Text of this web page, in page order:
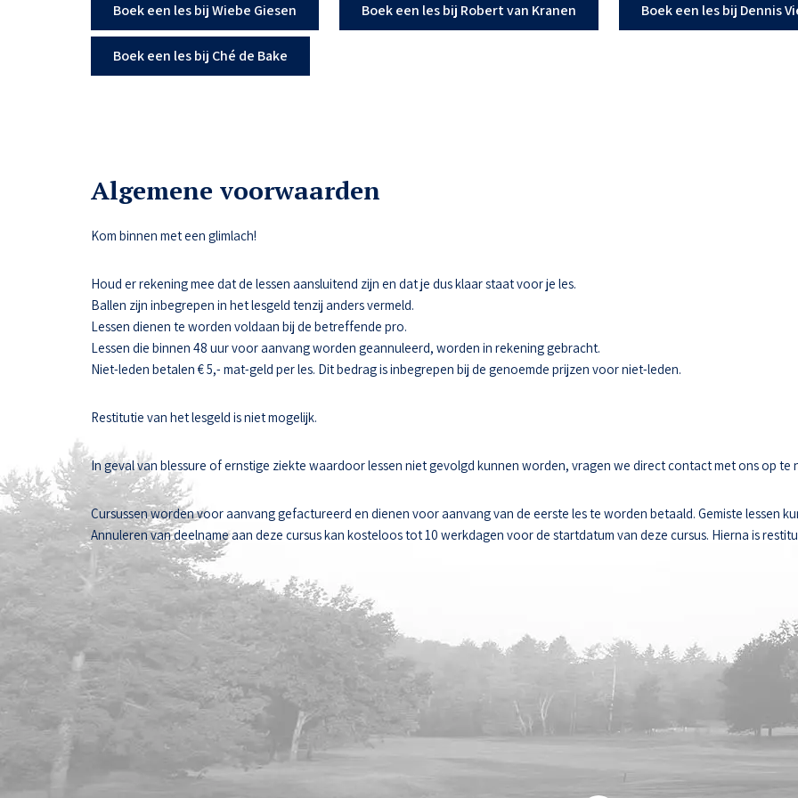
Boek een les bij Wiebe Giesen Boek een les bij Robert van Kranen Boek een les bij Dennis
Boek een les bij Ché de Bake
Algemene voorwaarden
Kom binnen met een glimlach!
Houd er rekening mee dat de lessen aansluitend zijn en dat je dus klaar staat voor je les.
Ballen zijn inbegrepen in het lesgeld tenzij anders vermeld.
Lessen dienen te worden voldaan bij de betreffende pro.
Lessen die binnen 48 uur voor aanvang worden geannuleerd, worden in rekening gebracht.
Niet-leden betalen € 5,- mat-geld per les. Dit bedrag is inbegrepen bij de genoemde prijzen voor niet-leden.
Restitutie van het lesgeld is niet mogelijk.
In geval van blessure of ernstige ziekte waardoor lessen niet gevolgd kunnen worden, vragen we direct contact met ons op te
Cursussen worden voor aanvang gefactureerd en dienen voor aanvang van de eerste les te worden betaald. Gemiste lessen
Annuleren van deelname aan deze cursus kan kosteloos tot 10 werkdagen voor de startdatum van deze cursus. Hierna is